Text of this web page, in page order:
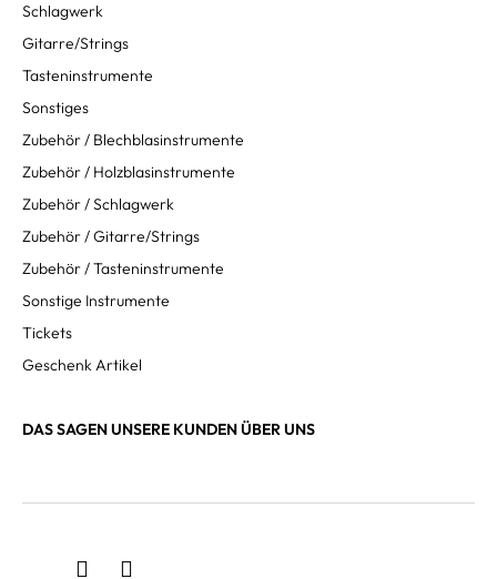
Schlagwerk
Gitarre/Strings
Tasteninstrumente
Sonstiges
Zubehör / Blechblasinstrumente
Zubehör / Holzblasinstrumente
Zubehör / Schlagwerk
Zubehör / Gitarre/Strings
Zubehör / Tasteninstrumente
Sonstige Instrumente
Tickets
Geschenk Artikel
DAS SAGEN UNSERE KUNDEN ÜBER UNS